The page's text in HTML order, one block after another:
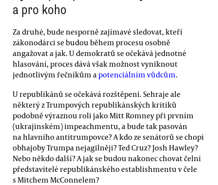
a pro koho
Za druhé, bude nesporně zajímavé sledovat, kteří
zákonodárci se budou během procesu osobně
angažovat a jak. U demokratů se očekává jednotné
hlasování, proces dává však možnost vyniknout
jednotlivým řečníkům apotenciálním vůdcům.
U republikánů se očekává rozštěpení. Sehraje ale
některý z Trumpových republikánských kritiků
podobně výraznou roli jako Mitt Romney při prvním
(ukrajinském) impeachmentu, a bude tak pasován
na hlavního antitrumpovce? A kdo ze senátorů se chopí
obhajoby Trumpa nejagilněji? Ted Cruz? Josh Hawley?
Nebo někdo další? A jak se budou nakonec chovat čelní
představitelé republikánského establishmentu v čele
s Mitchem McConnelem?